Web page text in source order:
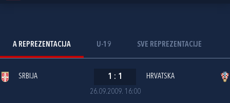
A REPREZENTACIJA U-19 SVE REPREZENTACIJE
26.09.2009. 16:00
SRBIJA 1 : 1 HRVATSKA